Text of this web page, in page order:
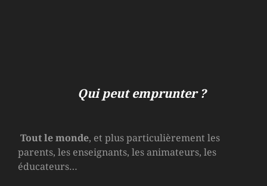
Qui peut emprunter ?
Tout le monde, et plus particulièrement les
parents, les enseignants, les animateurs, les
éducateurs…